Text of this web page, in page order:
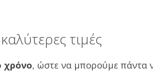
τιμές
χρόνο, ώστε να μπορούμε πάντα